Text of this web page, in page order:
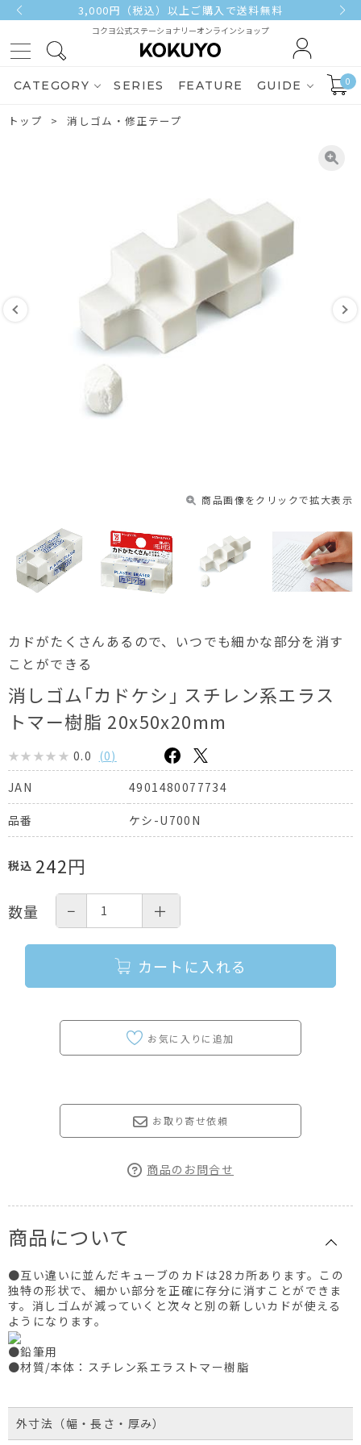
3,000円（税込）以上ご購入で送料無料
コクヨ公式ステーショナリーオンラインショップ
CATEGORY SERIES FEATURE GUIDE 0
トップ 消しゴム・修正テープ
商品画像をクリックで拡大表示
カドがたくさんあるので、いつでも細かな部分を消す
ことができる
消しゴム｢カドケシ｣ スチレン系エラス
トマー樹脂 20x50x20mm
0.0 (0)
JAN
4901480077734
品番 ケシ-U700N
税込 242円
数量 − ＋
カートに入れる
お取り寄せ依頼
商品のお問合せ
商品について
●互い違いに並んだキューブのカドは28カ所あります。この
独特の形状で、細かい部分を正確に存分に消すことができま
す。消しゴムが減っていくと次々と別の新しいカドが使える
ようになります。
●鉛筆用
●材質/本体：スチレン系エラストマー樹脂
外寸法（幅・長さ・厚み）